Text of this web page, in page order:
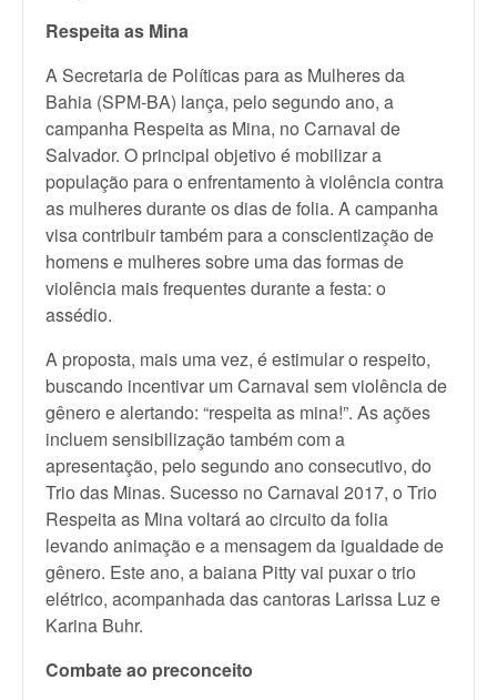
Respeita as Mina
A Secretaria de Políticas para as Mulheres da
Bahia (SPM-BA) lança, pelo segundo ano, a
campanha Respeita as Mina, no Carnaval de
Salvador. O principal objetivo é mobilizar a
população para o enfrentamento à violência contra
as mulheres durante os dias de folia. A campanha
visa contribuir também para a conscientização de
homens e mulheres sobre uma das formas de
violência mais frequentes durante a festa: o
assédio.
A proposta, mais uma vez, é estimular o respeito,
buscando incentivar um Carnaval sem violência de
gênero e alertando: “respeita as mina!”. As ações
incluem sensibilização também com a
apresentação, pelo segundo ano consecutivo, do
Trio das Minas. Sucesso no Carnaval 2017, o Trio
Respeita as Mina voltará ao circuito da folia
levando animação e a mensagem da igualdade de
gênero. Este ano, a baiana Pitty vai puxar o trio
elétrico, acompanhada das cantoras Larissa Luz e
Karina Buhr.
Combate ao preconceito